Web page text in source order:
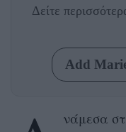
Δείτε
Add
νάμεσα